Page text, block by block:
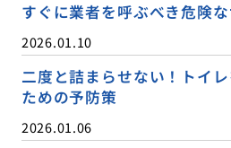
すぐに業者を呼ぶべき危険
2026.01.10
二度と詰まらせない！トイ
ための予防策
2026.01.06